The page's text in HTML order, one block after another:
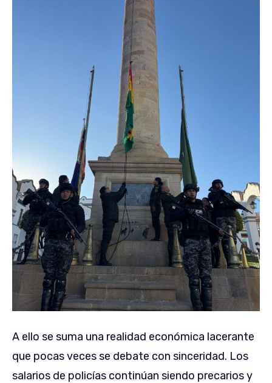
A ello se suma una realidad económica lacerante
que pocas veces se debate con sinceridad. Los
salarios de policías continúan siendo precarios y